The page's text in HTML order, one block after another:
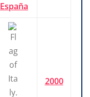
España
2000